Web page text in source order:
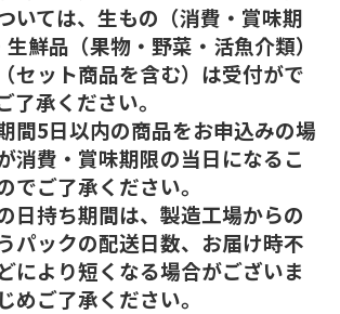
いては、生もの（消費・賞味期
鮮品（果物・野菜・活魚介類）
セット商品を含む）は受付がで
了承ください。
間5日以内の商品をお申込みの場
消費・賞味期限の当日になるこ
でご了承ください。
日持ち期間は、製造工場からの
パックの配送日数、お届け時不
により短くなる場合がございま
めご了承ください。